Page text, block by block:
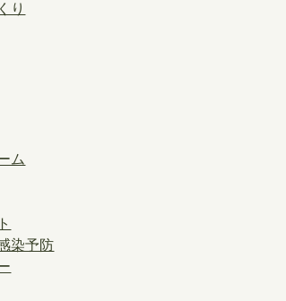
り
ム
染予防